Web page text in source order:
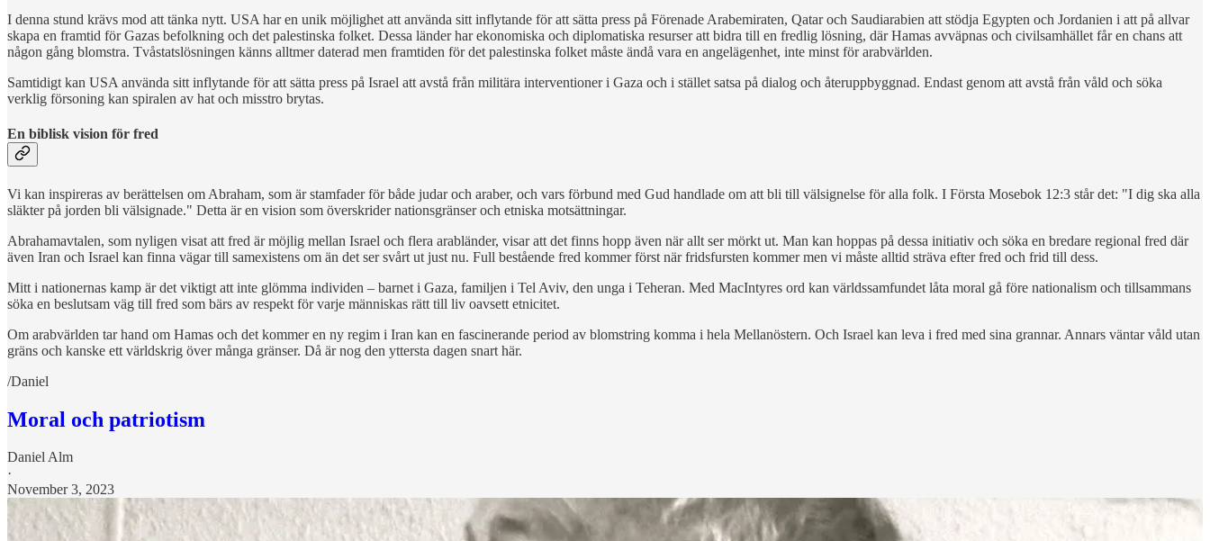
I denna stund krävs mod att tänka nytt. USA har en unik möjlighet att använda sitt inflytande för att sätta press på Förenade Arabemiraten, Qatar och Saudiarabien att stödja Egypten och Jordanien i att på allvar
skapa en framtid för Gazas befolkning och det palestinska folket. Dessa länder har ekonomiska och diplomatiska resurser att bidra till en fredlig lösning, där Hamas avväpnas och civilsamhället får en chans att
någon gång blomstra. Tvåstatslösningen känns alltmer daterad men framtiden för det palestinska folket måste ändå vara en angelägenhet, inte minst för arabvärlden.
Samtidigt kan USA använda sitt inflytande för att sätta press på Israel att avstå från militära interventioner i Gaza och i stället satsa på dialog och återuppbyggnad. Endast genom att avstå från våld och söka
verklig försoning kan spiralen av hat och misstro brytas.
En biblisk vision för fred
Vi kan inspireras av berättelsen om Abraham, som är stamfader för både judar och araber, och vars förbund med Gud handlade om att bli till välsignelse för alla folk. I Första Mosebok 12:3 står det: "I dig ska alla
släkter på jorden bli välsignade." Detta är en vision som överskrider nationsgränser och etniska motsättningar.
Abrahamavtalen, som nyligen visat att fred är möjlig mellan Israel och flera arabländer, visar att det finns hopp även när allt ser mörkt ut. Man kan hoppas på dessa initiativ och söka en bredare regional fred där
även Iran och Israel kan finna vägar till samexistens om än det ser svårt ut just nu. Full bestående fred kommer först när fridsfursten kommer men vi måste alltid sträva efter fred och frid till dess.
Mitt i nationernas kamp är det viktigt att inte glömma individen – barnet i Gaza, familjen i Tel Aviv, den unga i Teheran. Med MacIntyres ord kan världssamfundet låta moral gå före nationalism och tillsammans
söka en beslutsam väg till fred som bärs av respekt för varje människas rätt till liv oavsett etnicitet.
Om arabvärlden tar hand om Hamas och det kommer en ny regim i Iran kan en fascinerande period av blomstring komma i hela Mellanöstern. Och Israel kan leva i fred med sina grannar. Annars väntar våld utan
gräns och kanske ett världskrig över många gränser. Då är nog den yttersta dagen snart här.
/Daniel
Moral och patriotism
Daniel Alm
·
November 3, 2023